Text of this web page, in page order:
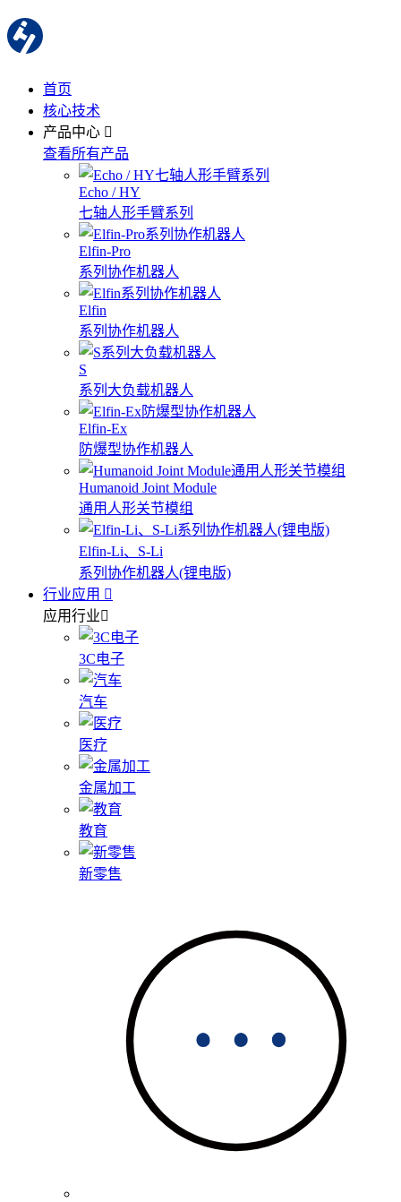
首页
核心技术
产品中心
查看所有产品
Echo / HY
七轴人形手臂系列
Elfin-Pro
系列协作机器人
Elfin
系列协作机器人
S
系列大负载机器人
Elfin-Ex
防爆型协作机器人
Humanoid Joint Module
通用人形关节模组
Elfin-Li、S-Li
系列协作机器人(锂电版)
行业应用
应用行业
3C电子
汽车
医疗
金属加工
教育
新零售